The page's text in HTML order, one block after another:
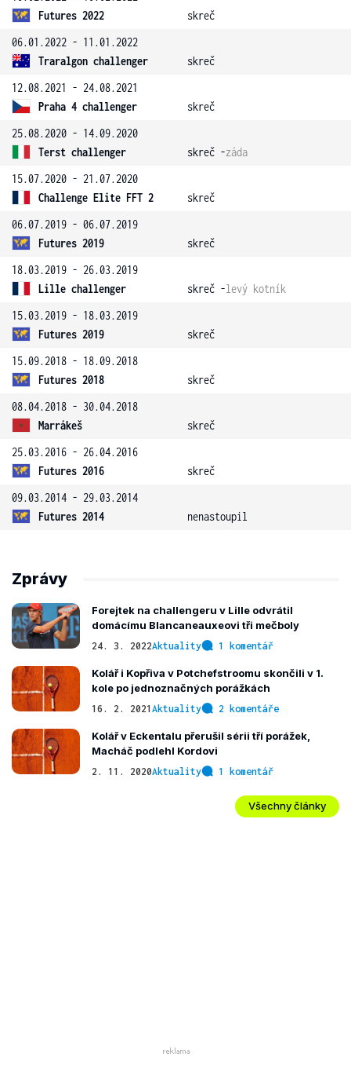
Futures 2022
skreč
06.01.2022 - 11.01.2022
Traralgon challenger
skreč
12.08.2021 - 24.08.2021
Praha 4 challenger
skreč
25.08.2020 - 14.09.2020
Terst challenger
skreč -záda
15.07.2020 - 21.07.2020
Challenge Elite FFT 2
skreč
06.07.2019 - 06.07.2019
Futures 2019
skreč
18.03.2019 - 26.03.2019
Lille challenger
skreč -levý kotník
15.03.2019 - 18.03.2019
Futures 2019
skreč
15.09.2018 - 18.09.2018
Futures 2018
skreč
08.04.2018 - 30.04.2018
Marrákeš
skreč
25.03.2016 - 26.04.2016
Futures 2016
skreč
09.03.2014 - 29.03.2014
Futures 2014
nenastoupil
Zprávy
Forejtek na challengeru v Lille odvrátil
domácímu Blancaneauxeovi tři mečboly
24. 3. 2022Aktuality 1 komentář
Kolář i Kopřiva v Potchefstroomu skončili v 1.
kole po jednoznačných porážkách
16. 2. 2021Aktuality 2 komentáře
Kolář v Eckentalu přerušil sérii tří porážek,
Macháč podlehl Kordovi
2. 11. 2020Aktuality 1 komentář
Všechny články